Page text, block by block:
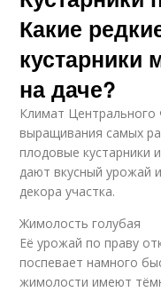
Какие
кустарники
на даче?
Климат Центрального
выращивания самых
плодовые кустарники
дают вкусный урожай
декора участка.
Жимолость голубая
Её урожай по праву
поспевает намного
жимолости имеют